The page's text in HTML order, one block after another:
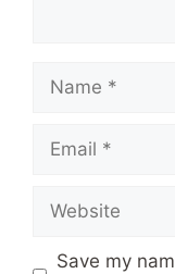
Name
Email
Website
Save my